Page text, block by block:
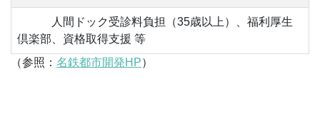
人間ドック受診料負担（35歳以上）、福利厚生
倶楽部、資格取得支援 等
（参照： 名鉄都市開発HP）